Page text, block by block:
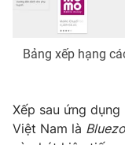
Cơ quan báo chí:
Giấy phép hoạt
cấp ngày 29/12/2023
Vũ
Nguyễn Trọng Ninh
Tổng đài VTV:
Bảng xếp hạng
Xếp sau ứng dụng
Việt Nam là